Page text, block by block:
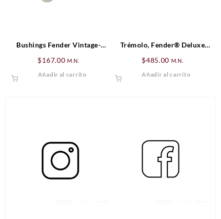
Bushings Fender Vintage-
$167.00 M.N.
Añadir al carrito
Trémolo, Fender® Deluxe
$485.00 M.N.
Añadir al carrito